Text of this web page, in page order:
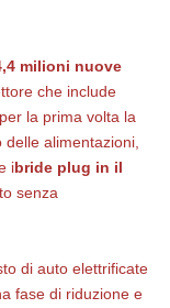
milioni nuove
che include
la prima volta la
alimentazioni,
ibride plug in il
senza
di auto elettrificate
fase di riduzione e